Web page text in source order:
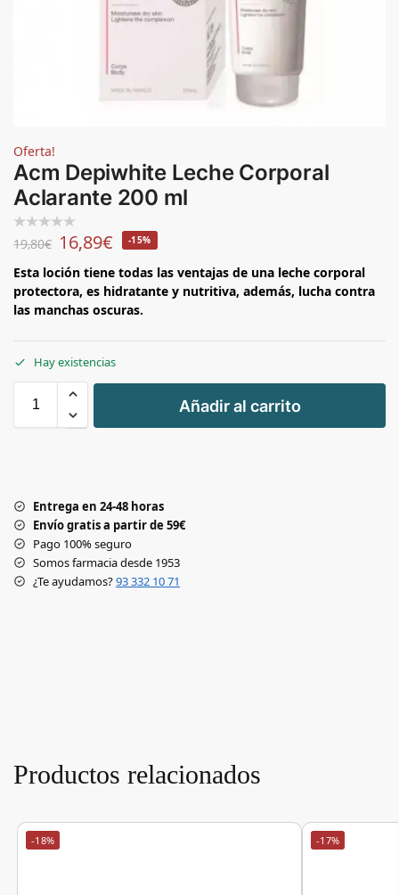
Oferta!
Acm Depiwhite Leche Corporal
Aclarante 200 ml
19,80€ 16,89€ -15%
Esta loción tiene todas las ventajas de una leche corporal
protectora, es hidratante y nutritiva, además, lucha contra
las manchas oscuras.
Hay existencias
+
-
Añadir al carrito
Entrega en 24-48 horas
Envío gratis a partir de 59€
Pago 100% seguro
Somos farmacia desde 1953
¿Te ayudamos?93 332 10 71
Productos relacionados
-18% -17%